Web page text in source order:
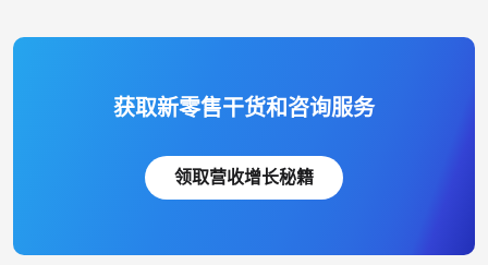
获取新零售干货和咨询服务
领取营收增长秘籍